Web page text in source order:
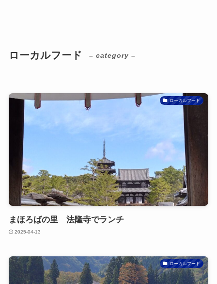
ローカルフード – category –
ローカルフード
まほろばの里 法隆寺でランチ
2025-04-13
ローカルフード